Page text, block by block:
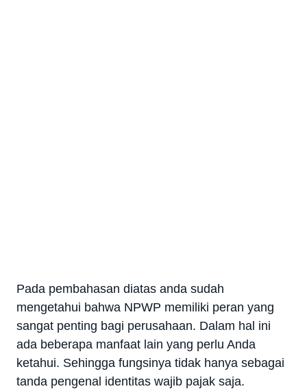
Pada pembahasan diatas anda sudah
mengetahui bahwa NPWP memiliki peran yang
sangat penting bagi perusahaan. Dalam hal ini
ada beberapa manfaat lain yang perlu Anda
ketahui. Sehingga fungsinya tidak hanya sebagai
tanda pengenal identitas wajib pajak saja.